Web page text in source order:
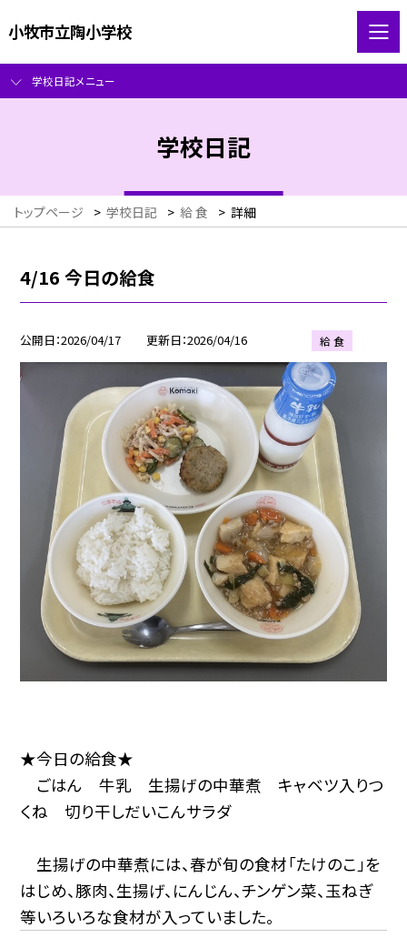
小牧市立陶小学校
学校日記メニュー
学校日記
トップページ > 学校日記 > 給 食 > 詳細
4/16 今日の給食
公開日 2026/04/17 更新日 2026/04/16 給 食
★今日の給食★
ごはん 牛乳 生揚げの中華煮 キャベツ入りつ
くね 切り干しだいこんサラダ
生揚げの中華煮には、春が旬の食材「たけのこ」を
はじめ、豚肉、生揚げ、にんじん、チンゲン菜、玉ねぎ
等いろいろな食材が入っていました。